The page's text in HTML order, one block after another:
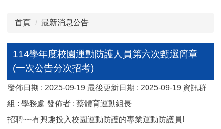
首頁 最新消息公告
114學年度校園運動防護人員第六次甄選簡章
(一次公告分次招考)
發佈日期 : 2025-09-19 最後更新日期 : 2025-09-19 資訊群
組 : 學務處 發佈者 : 蔡體育運動組長
招聘~~有興趣投入校園運動防護的專業運動防護員!